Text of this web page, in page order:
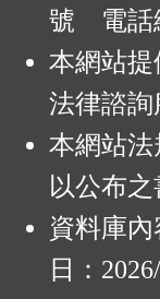
號 電話
本網站
法律諮詢
本網站
以公布之
資料庫
日：